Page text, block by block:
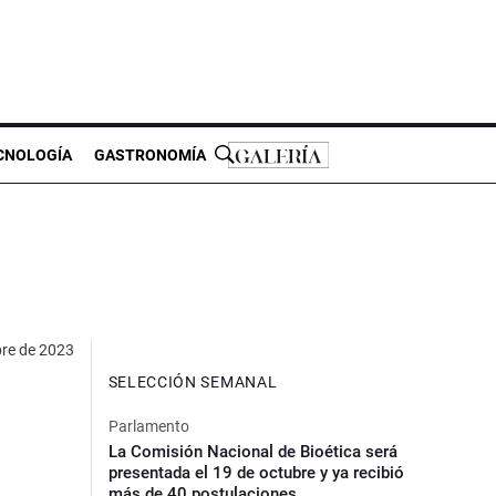
GASTRONOMÍA
de 2023
SELECCIÓN SEMANAL
Parlamento
La Comisión Nacional de Bioética será
presentada el 19 de octubre y ya recibió